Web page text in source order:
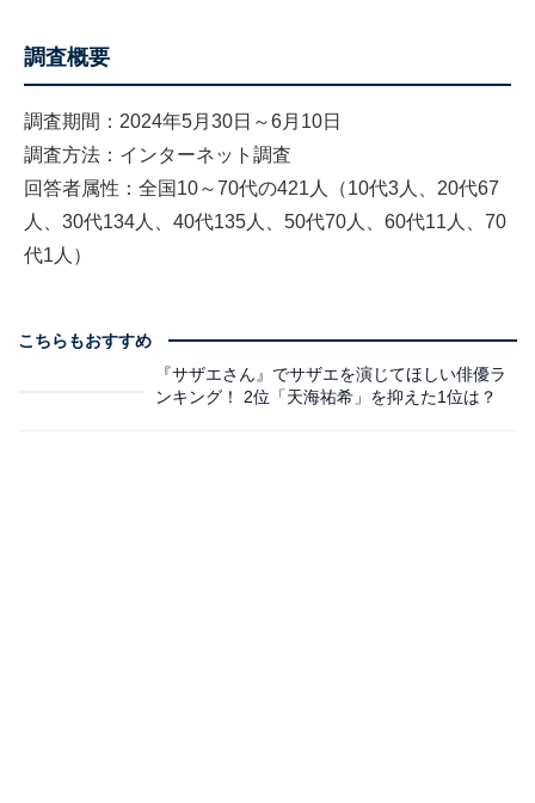
調査概要
調査期間：2024年5月30日～6月10日
調査方法：インターネット調査
回答者属性：全国10～70代の421人（10代3人、20代67
人、30代134人、40代135人、50代70人、60代11人、70
代1人）
こちらもおすすめ
『サザエさん』でサザエを演じてほしい俳優ラ
ンキング！ 2位「天海祐希」を抑えた1位は？